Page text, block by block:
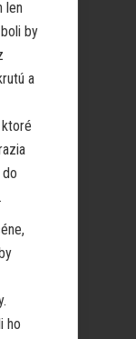
len
by
a
ho